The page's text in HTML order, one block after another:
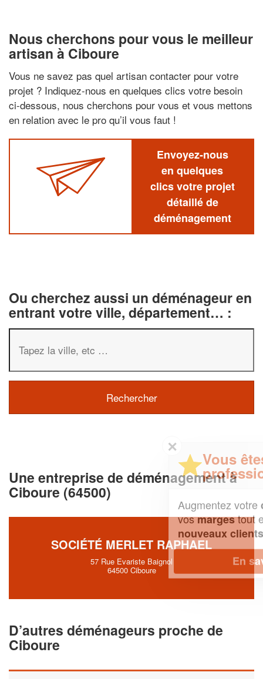
Nous cherchons pour vous le meilleur
artisan à Ciboure
Vous ne savez pas quel artisan contacter pour votre
projet ? Indiquez-nous en quelques clics votre besoin
ci-dessous, nous cherchons pour vous et vous mettons
en relation avec le pro qu’il vous faut !
Envoyez-nous
en quelques
clics votre projet
détaillé de
déménagement
Ou cherchez aussi un déménageur en
entrant votre ville, département… :
Une entreprise de déménagement à
Ciboure (64500)
SOCIÉTÉ MERLET RAPHAEL
57 Rue Evariste Baignol
64500 Ciboure
D’autres déménageurs proche de
Ciboure
Vous êtes un
professionnel ?
Augmentez votre chiffre d'affaireset
vosmargestout en gagnant de
En savoir plus